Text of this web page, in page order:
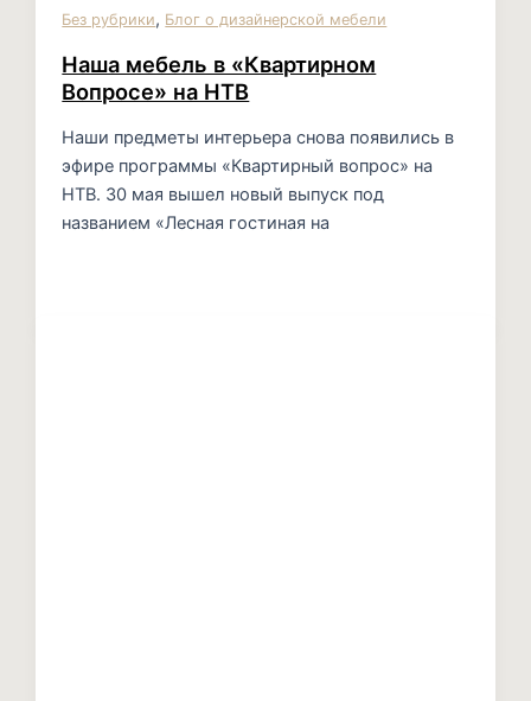
Без рубрики, Блог о дизайнерской мебели
Наша мебель в «Квартирном
Вопросе» на НТВ
Наши предметы интерьера снова появились в
эфире программы «Квартирный вопрос» на
НТВ. 30 мая вышел новый выпуск под
названием «Лесная гостиная на